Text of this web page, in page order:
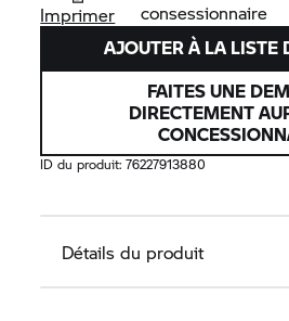
Imprimer
consessionnaire
AJOUTER À LA LISTE
FAITES UNE
DIRECTEMENT
ID du produit:76227913880
Détails du produit